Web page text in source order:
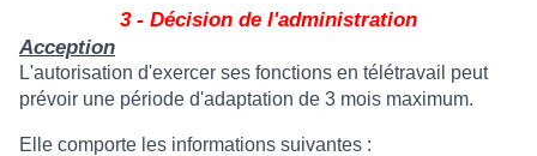
3 - Décision de l'administration
Acception
L'autorisation d'exercer ses fonctions en télétravail peut
prévoir une période d'adaptation de 3 mois maximum.
Elle comporte les informations suivantes :